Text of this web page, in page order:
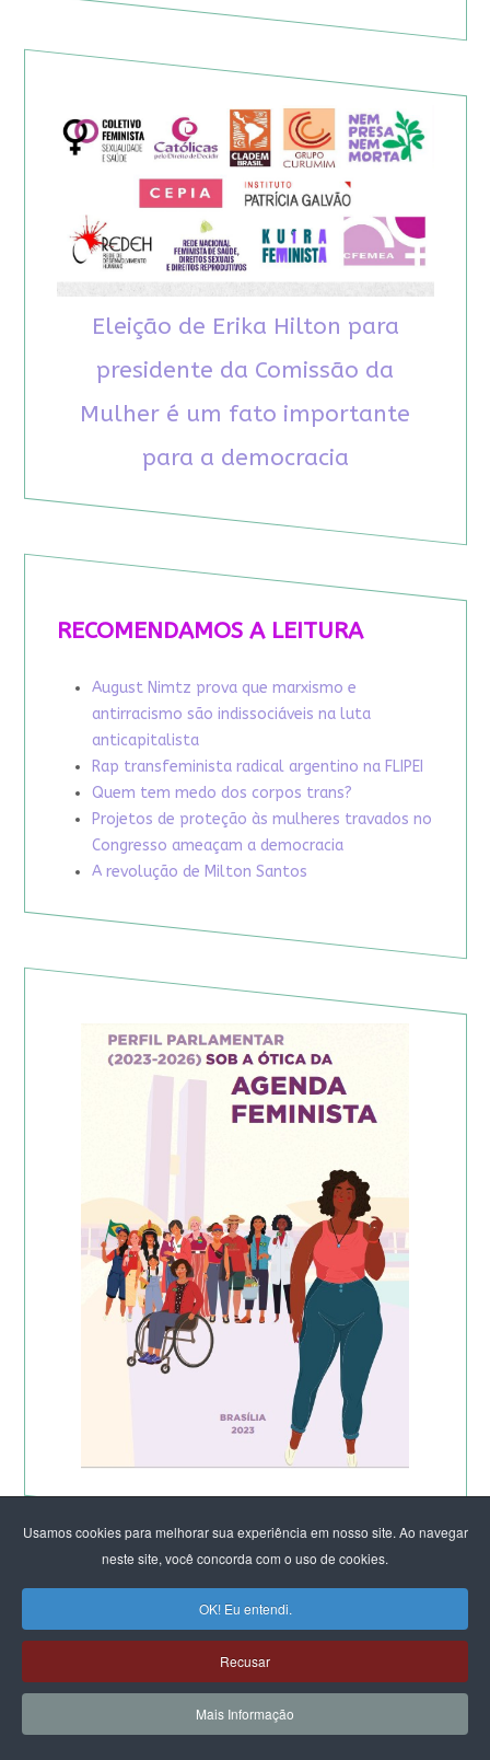
Usamos cookies para melhorar sua experiência em nosso site. Ao navegar
neste site, você concorda com o uso de cookies.
OK! Eu entendi.
Recusar
Mais Informação
Eleição de Erika Hilton para
presidente da Comissão da
Mulher é um fato importante
para a democracia
RECOMENDAMOS A LEITURA
August Nimtz prova que marxismo e
antirracismo são indissociáveis na luta
anticapitalista
Rap transfeminista radical argentino na FLIPEI
Quem tem medo dos corpos trans?
Projetos de proteção às mulheres travados no
Congresso ameaçam a democracia
A revolução de Milton Santos